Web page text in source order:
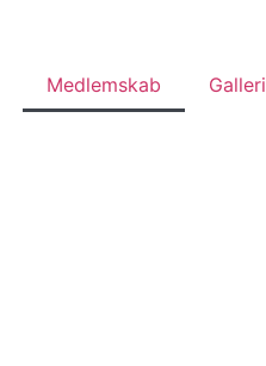
Medlemskab Galleri